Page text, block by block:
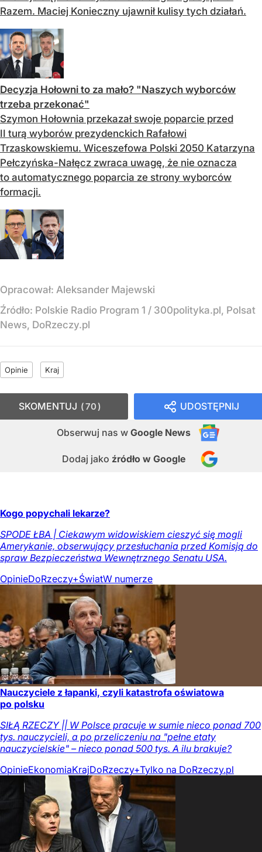
Razem. Maciej Konieczny ujawnił kulisy tych działań.
Decyzja Hołowni to za mało? "Naszych wyborców
trzeba przekonać"
Szymon Hołownia przekazał swoje poparcie przed
II turą wyborów prezydenckich Rafałowi
Trzaskowskiemu. Wiceszefowa Polski 2050 Katarzyna
Pełczyńska-Nałęcz zwraca uwagę, że nie oznacza
to automatycznego poparcia ze strony wyborców
formacji.
Opracował: Aleksander Majewski
Źródło: Polskie Radio Program 1 / 300polityka.pl, Polsat
News, DoRzeczy.pl
Opinie Kraj
UDOSTĘPNIJ
Obserwuj nas w Google News
Dodaj jako źródło w Google
SKOMENTUJ 70
Kogo popychali lekarze?
SPODE ŁBA | Ciekawym widowiskiem cieszyć się mogli
Amerykanie, obserwujący przesłuchania przed Komisją do
spraw Bezpieczeństwa Wewnętrznego Senatu USA.
OpinieDoRzeczy+ŚwiatW numerze
Nauczyciele z łapanki, czyli katastrofa oświatowa
po polsku
SIŁĄ RZECZY || W Polsce pracuje w sumie nieco ponad 700
tys. nauczycieli, a po przeliczeniu na "pełne etaty
nauczycielskie" – nieco ponad 500 tys. A ilu brakuje?
OpinieEkonomiaKrajDoRzeczy+Tylko na DoRzeczy.pl